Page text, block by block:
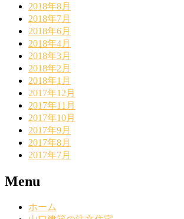
2018年8月
2018年7月
2018年6月
2018年4月
2018年3月
2018年2月
2018年1月
2017年12月
2017年11月
2017年10月
2017年9月
2017年8月
2017年7月
Menu
ホーム